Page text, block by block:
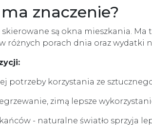
znaczenie?
są okna mieszkania. Ma
różnych porach dnia oraz wydatki
potrzeby korzystania ze
zimą lepsze
- naturalne światło sprzyja